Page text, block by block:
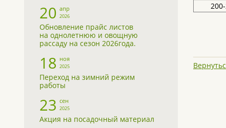
20 апр
2026
Обновление прайс листов
на однолетнюю и овощную
рассаду на сезон 2026года.
18 ноя
2025
Переход на зимний режим
работы
23 сен
2025
Акция на посадочный материал